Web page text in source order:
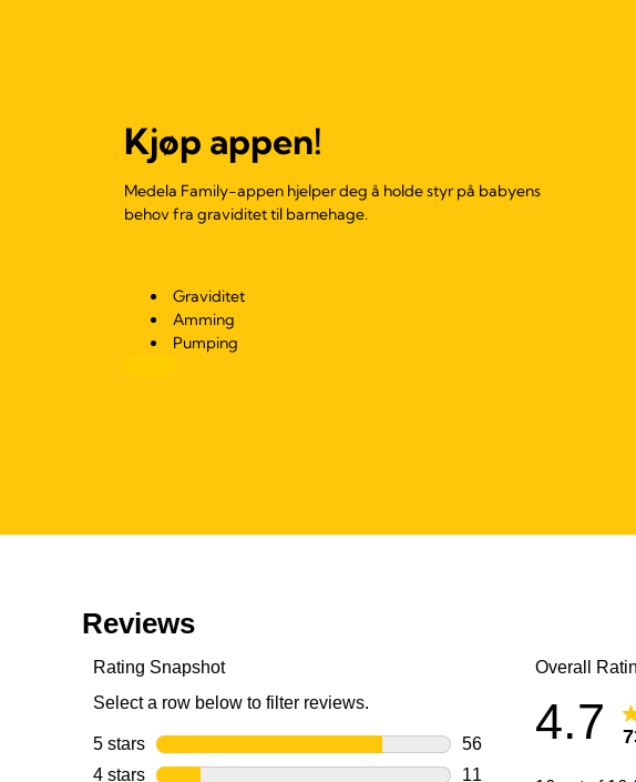
Kjøp appen!
Medela Family-appen hjelper deg å holde styr på babyens
behov fra graviditet til barnehage.
Graviditet
Amming
Pumping